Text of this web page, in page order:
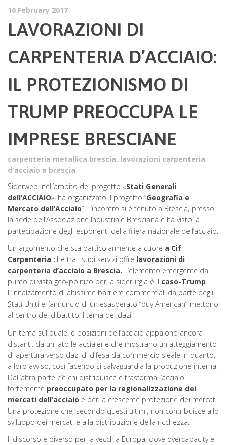
16 February 2017
LAVORAZIONI DI
CARPENTERIA D’ACCIAIO:
IL PROTEZIONISMO DI
TRUMP PREOCCUPA LE
IMPRESE BRESCIANE
carpenteria metallica brescia, lavorazioni carpenteria
d'acciaio a brescia
Siderweb, nell’ambito del progetto «Stati Generali
dell’ACCIAIO», ha organizzato il progetto “Geografia e
Mercato dell’Acciaio”. L’incontro si è tenuto a Brescia, presso
la sede dell’Associazione Industriale Bresciana e ha visto la
partecipazione degli esponenti della filiera nazionale dell’acciaio.
Un argomento che sta particolarmente a cuore a Cif
Carpenteria che tra i suoi servizi offre lavorazioni di
carpenteria d’acciaio a Brescia. L’elemento emergente dal
punto di vista geo-politico per la siderurgia è il caso-Trump.
L’innalzamento di altissime barriere commerciali da parte degli
Stati Uniti e l’annuncio di un esasperato “buy American” mettono
al centro del dibattito il tema dei dazi.
Un tema sul quale le posizioni dell’acciaio appaiono ancora
distanti: da un lato le acciaierie che mostrano un atteggiamento
di apertura verso dazi di difesa da commercio sleale in quanto,
a loro avviso, così facendo si salvaguardia la produzione interna.
Dall’altra parte c’è chi distribuisce e trasforma l’acciaio,
fortemente preoccupato per la regionalizzazione dei
mercati dell’acciaio e per la crescente protezione dei mercati.
Una protezione che, secondo questi ultimi, non contribuisce allo
sviluppo dei mercati e alla distribuzione della ricchezza.
Il discorso è diverso per la vecchia Europa, dove overcapacity e